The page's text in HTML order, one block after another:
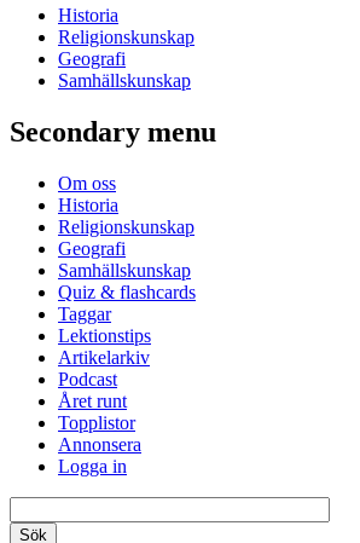
Historia
Religionskunskap
Geografi
Samhällskunskap
Secondary menu
Om oss
Historia
Religionskunskap
Geografi
Samhällskunskap
Quiz & flashcards
Taggar
Lektionstips
Artikelarkiv
Podcast
Året runt
Topplistor
Annonsera
Logga in